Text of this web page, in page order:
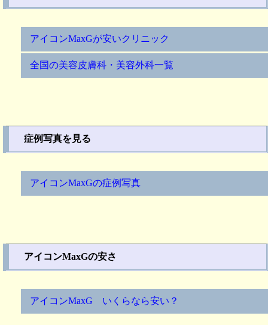
アイコンMaxGが安いクリニック
全国の美容皮膚科・美容外科一覧
症例写真を見る
アイコンMaxGの症例写真
アイコンMaxGの安さ
アイコンMaxG いくらなら安い？